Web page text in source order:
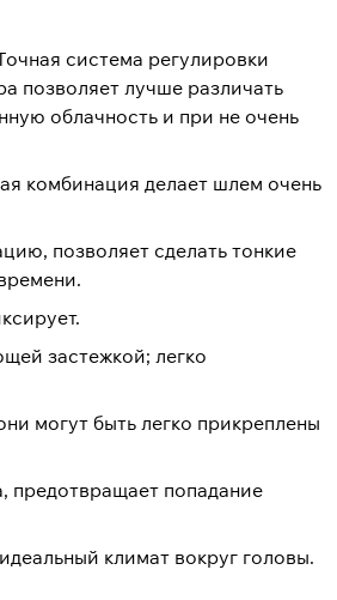
система регулировки
позволяет лучше различать
облачность и при не очень
комбинация делает шлем очень
позволяет сделать тонкие
застежкой; легко
могут быть легко прикреплены
предотвращает попадание
климат вокруг головы.